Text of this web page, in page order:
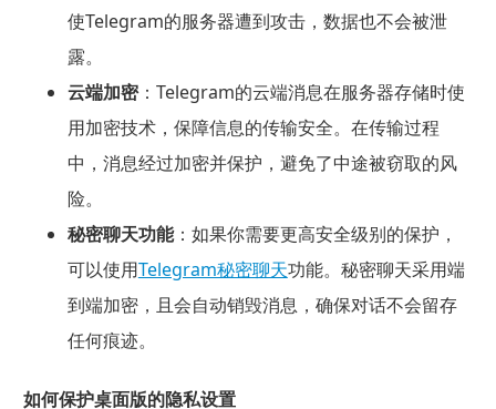
使Telegram的服务器遭到攻击，数据也不会被泄
露。
云端加密：Telegram的云端消息在服务器存储时使
用加密技术，保障信息的传输安全。在传输过程
中，消息经过加密并保护，避免了中途被窃取的风
险。
秘密聊天功能：如果你需要更高安全级别的保护，
可以使用Telegram秘密聊天功能。秘密聊天采用端
到端加密，且会自动销毁消息，确保对话不会留存
任何痕迹。
如何保护桌面版的隐私设置